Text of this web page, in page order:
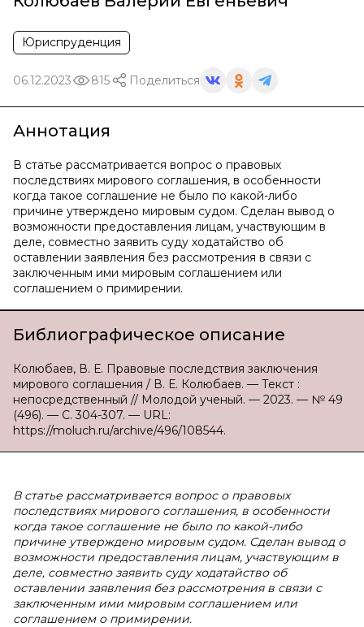
Юриспруденция
06.12.2023 815 Поделиться
Аннотация
В статье рассматривается вопрос о правовых
последствиях мирового соглашения, в особенности
когда такое соглашение не было по какой-либо
причине утверждено мировым судом. Сделан вывод о
возможности предоставления лицам, участвующим в
деле, совместно заявить суду ходатайство об
оставлении заявления без рассмотрения в связи с
заключенным ими мировым соглашением или
соглашением о примирении.
Библиографическое описание
Колюбаев, В. Е. Правовые последствия заключения
мирового соглашения / В. Е. Колюбаев. — Текст :
непосредственный // Молодой ученый. — 2023. — № 49
(496). — С. 304-307. — URL:
https://moluch.ru/archive/496/108544.
В статье рассматривается вопрос о правовых
последствиях мирового соглашения, в особенности
когда такое соглашение не было по какой-либо
причине утверждено мировым судом. Сделан вывод о
возможности предоставления лицам, участвующим в
деле, совместно заявить суду ходатайство об
оставлении заявления без рассмотрения в связи с
заключенным ими мировым соглашением или
соглашением о примирении.